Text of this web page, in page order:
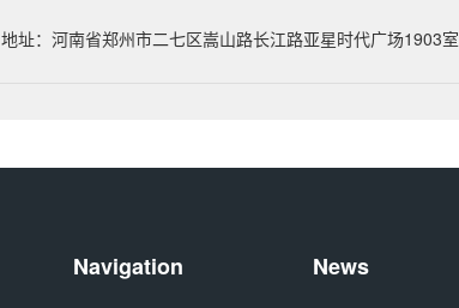
地址：河南省郑州市二七区嵩山路长江路亚星时代广场1903室
Navigation News